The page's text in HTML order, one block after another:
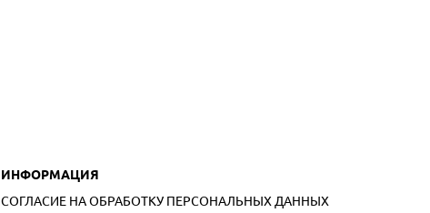
ИНФОРМАЦИЯ
СОГЛАСИЕ НА ОБРАБОТКУ ПЕРСОНАЛЬНЫХ ДАННЫХ